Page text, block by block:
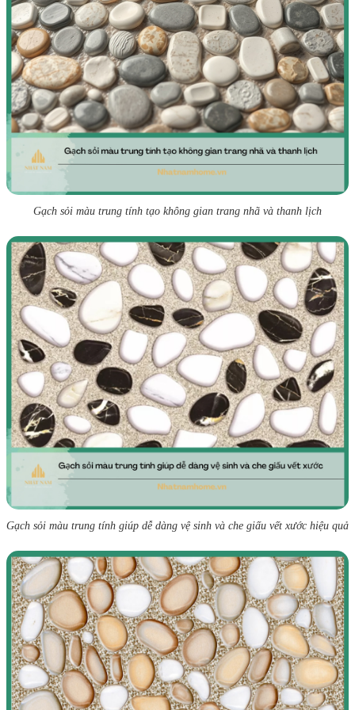
Gạch sỏi màu trung tính tạo không gian trang nhã và thanh lịch
Gạch sỏi màu trung tính giúp dễ dàng vệ sinh và che giấu vết xước hiệu quả